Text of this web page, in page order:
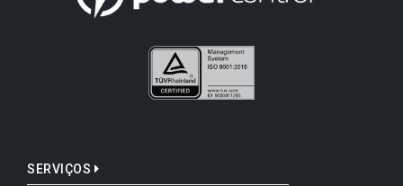
SERVIÇOS